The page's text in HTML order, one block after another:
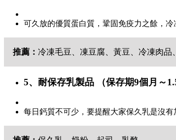
可久放的優質蛋白質，鞏固免疫力之餘，冷
推薦： 冷凍毛豆、凍豆腐、黃豆、冷凍肉品
5、耐保存乳製品 （保存期9個月～
每日鈣質不可少，要提醒大家保久乳是沒